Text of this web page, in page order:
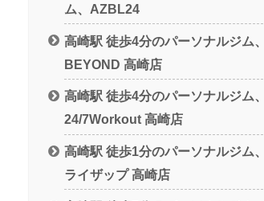
ム、AZBL24
高崎駅 徒歩4分のパーソナルジム、
BEYOND 高崎店
高崎駅 徒歩4分のパーソナルジム、
24/7Workout 高崎店
高崎駅 徒歩1分のパーソナルジム、
ライザップ 高崎店